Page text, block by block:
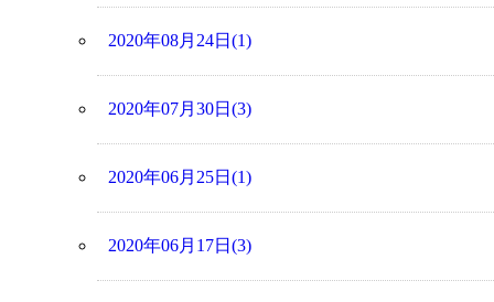
2020年08月24日(1)
2020年07月30日(3)
2020年06月25日(1)
2020年06月17日(3)